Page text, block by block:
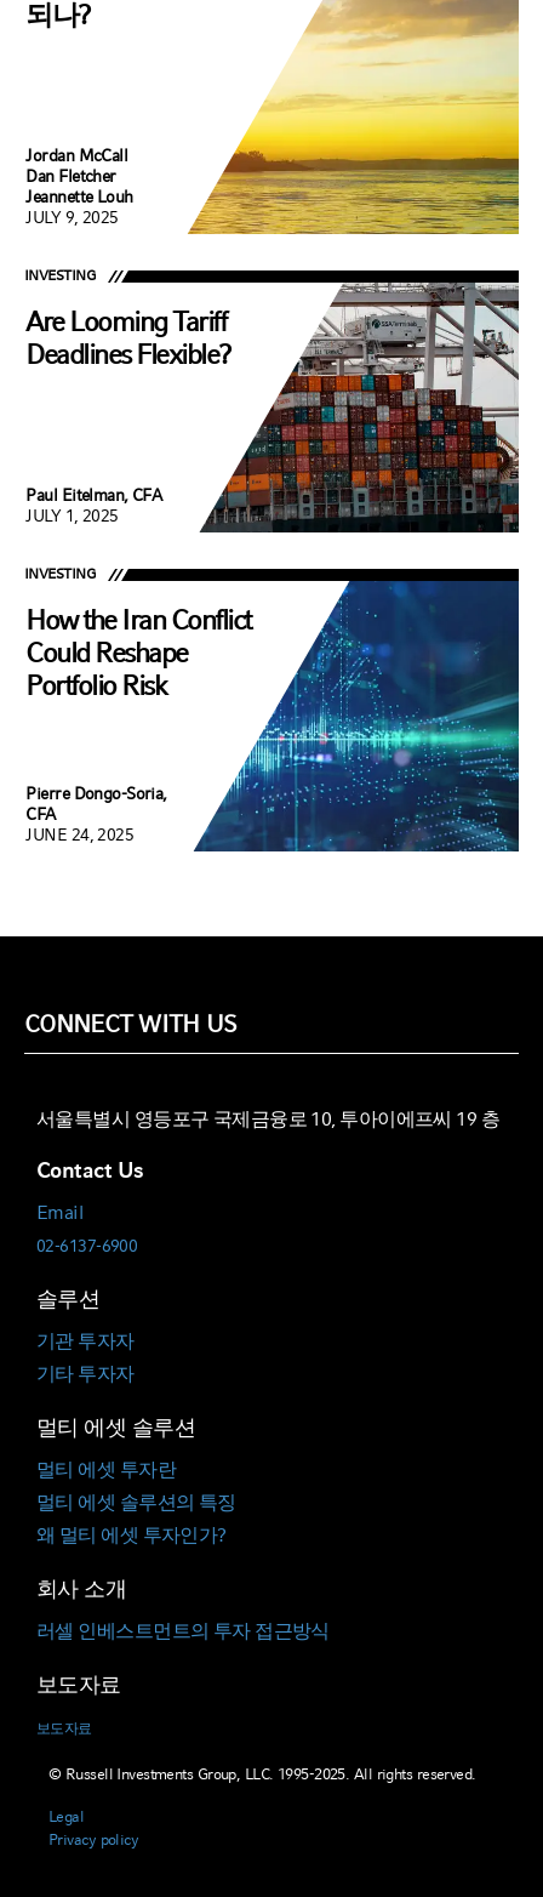
되나?
Jordan McCall
Dan Fletcher
Jeannette Louh
JULY 9, 2025
INVESTING
Are Looming Tariff
Deadlines Flexible?
Paul Eitelman, CFA
JULY 1, 2025
INVESTING
How the Iran Conflict
Could Reshape
Portfolio Risk
Pierre Dongo-Soria,
CFA
JUNE 24, 2025
CONNECT WITH US
서울특별시 영등포구 국제금융로 10, 투아이에프씨 19 층
Contact Us
Email
02-6137-6900
솔루션
기관 투자자
기타 투자자
멀티 에셋 솔루션
멀티 에셋 투자란
멀티 에셋 솔루션의 특징
왜 멀티 에셋 투자인가?
회사 소개
러셀 인베스트먼트의 투자 접근방식
보도자료
보도자료
© Russell Investments Group, LLC. 1995-2025. All rights reserved.
Legal
Privacy policy